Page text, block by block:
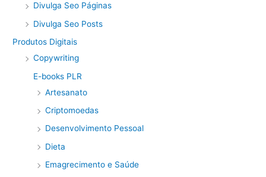
Divulga Seo Páginas
Divulga Seo Posts
Produtos Digitais
Copywriting
E-books PLR
Artesanato
Criptomoedas
Desenvolvimento Pessoal
Dieta
Emagrecimento e Saúde